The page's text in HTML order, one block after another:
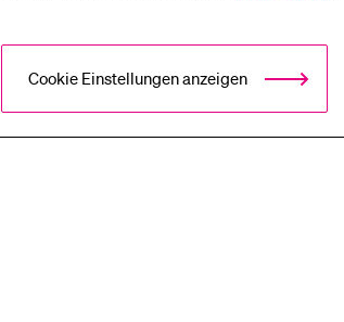
Cookie Einstellungen anzeigen